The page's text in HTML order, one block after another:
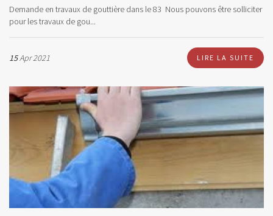
Demande en travaux de gouttière dans le 83 Nous pouvons être solliciter
pour les travaux de gou...
15Apr 2021 LIRE LA SUITE